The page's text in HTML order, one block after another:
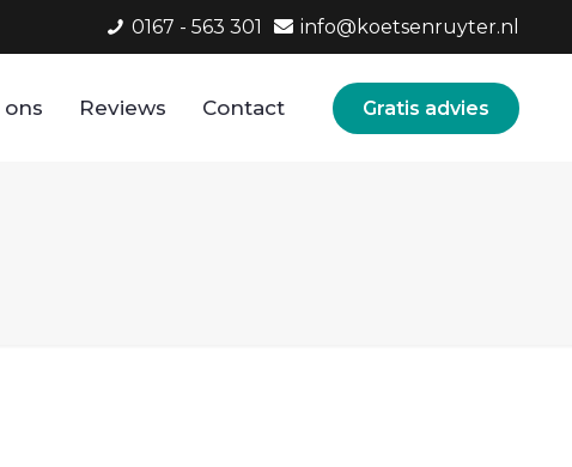
0167 - 563 301 info@koetsenruyter.nl
ons Reviews Contact Gratis advies